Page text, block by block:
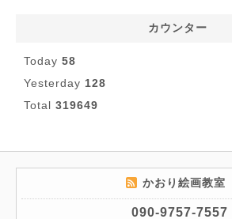
カウンター
Today 58
Yesterday 128
Total 319649
かおり絵画教室
090-9757-7557